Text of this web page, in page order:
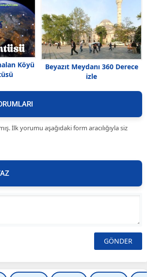
Köyü
Beyazıt Meydanı 360 Derece
izle
İlk yorumu aşağıdaki form aracılığıyla siz